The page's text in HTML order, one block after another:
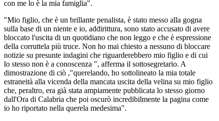
con me lo è la mia famiglia".
"Mio figlio, che è un brillante penalista, è stato messo alla gogna
sulla base di un niente e io, addirittura, sono stato accusato di avere
bloccato l'uscita di un quotidiano che non leggo e che è espressione
della corruttela più truce. Non ho mai chiesto a nessuno di bloccare
notizie su presunte indagini che riguarderebbero mio figlio e di cui
lo stesso non è a conoscenza ", afferma il sottosegretario. A
dimostrazione di ciò ,"querelando, ho sottolineato la mia totale
estraneità alla vicenda della mancata uscita della velina su mio figlio
che, peraltro, era già stata ampiamente pubblicata lo stesso giorno
dall'Ora di Calabria che poi oscurò incredibilmente la pagina come
io ho riportato nella querela medesima".